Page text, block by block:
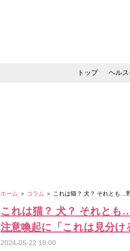
トップ ヘル
ホーム ＞ コラム ＞ これは猫？ 犬？ それとも…
これは猫？ 犬？ それとも
注意喚起に「これは見分け
2024-05-22 18:00